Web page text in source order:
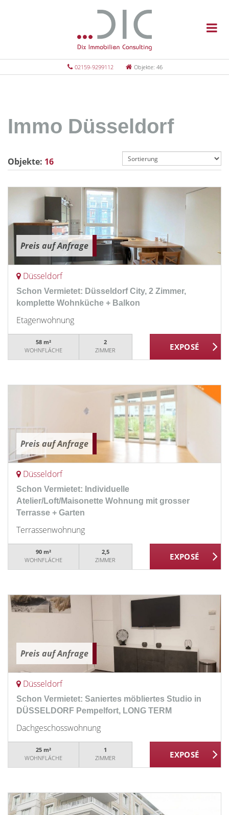
02159-9299112 Objekte: 46
Immo Düsseldorf
Objekte: 16
Preis auf Anfrage
Düsseldorf
Schon Vermietet: Düsseldorf City, 2 Zimmer,
komplette Wohnküche + Balkon
Etagenwohnung
58 m²
WOHNFLÄCHE
2
ZIMMER
Preis auf Anfrage
Düsseldorf
Schon Vermietet: Individuelle
Atelier/Loft/Maisonette Wohnung mit grosser
Terrasse + Garten
Terrassenwohnung
90 m²
WOHNFLÄCHE
2,5
ZIMMER
Preis auf Anfrage
Düsseldorf
Schon Vermietet: Saniertes möbliertes Studio in
DÜSSELDORF Pempelfort, LONG TERM
Dachgeschosswohnung
25 m²
WOHNFLÄCHE
1
ZIMMER